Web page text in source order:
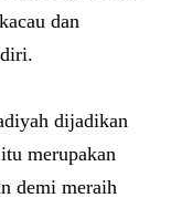
dan
dijadikan
merupakan
demi meraih